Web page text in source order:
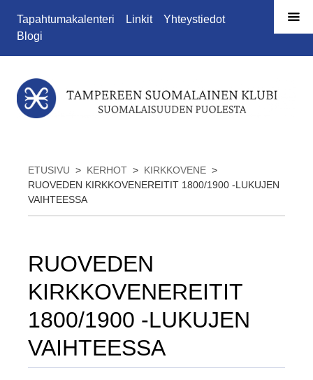
Siirry sivun sisältöön
Tapahtumakalenteri Linkit
Yhteystiedot
Blogi
ETUSIVU > KERHOT > KIRKKOVENE >
RUOVEDEN KIRKKOVENEREITIT 1800/1900 -LUKUJEN
VAIHTEESSA
RUOVEDEN
KIRKKOVENEREITIT
1800/1900 -LUKUJEN
VAIHTEESSA